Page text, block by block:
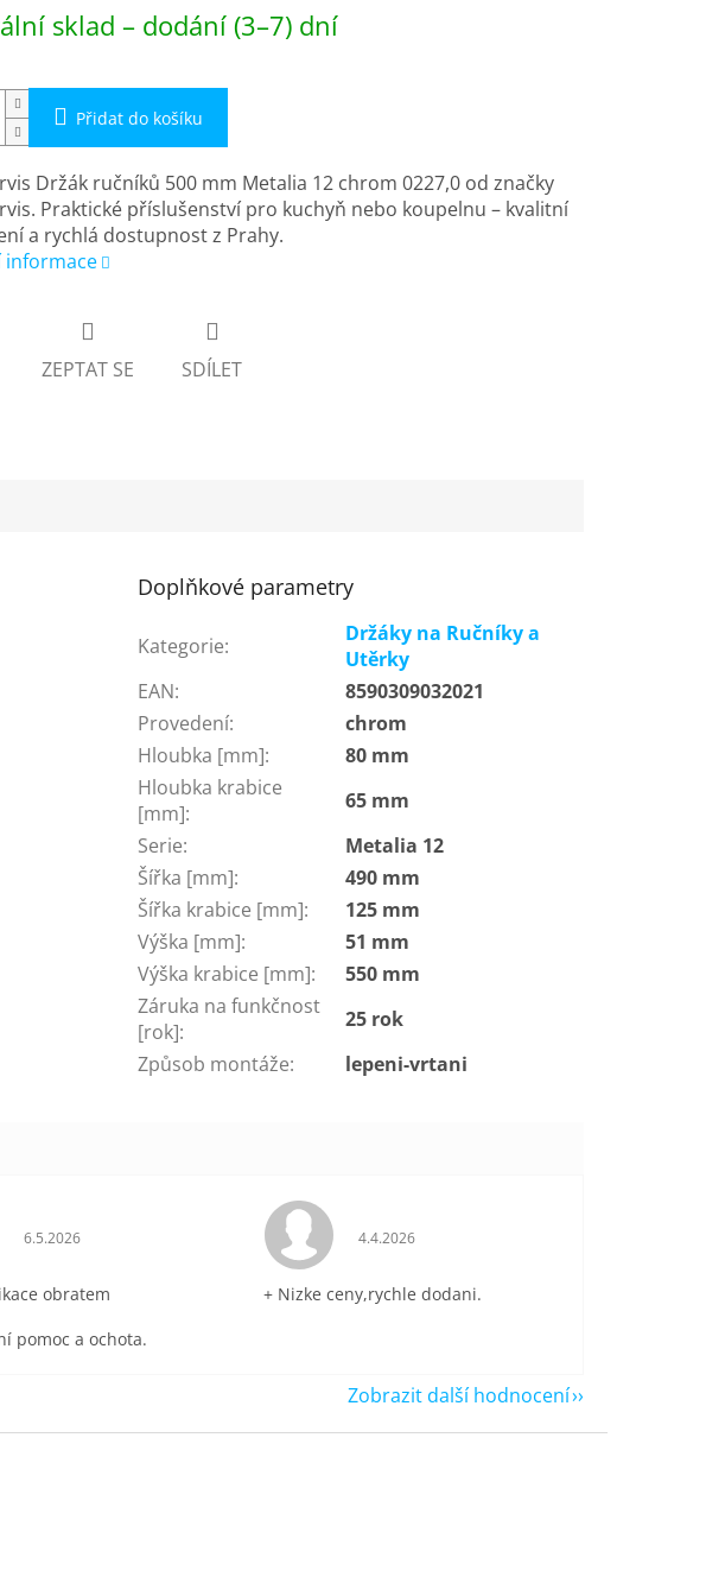
sklad – dodání (3–7) dní
Přidat do košíku
Držák ručníků 500 mm Metalia 12 chrom 0227,0 od značky
Praktické příslušenství pro kuchyň nebo koupelnu – kvalitní
a rychlá dostupnost z Prahy.
informace
ZEPTAT SE SDÍLET
Doplňkové parametry
Kategorie:
Držáky na Ručníky a
Utěrky
EAN:
8590309032021
Provedení:
chrom
Hloubka [mm]:
80 mm
Hloubka krabice
[mm]:
65 mm
Serie:
Metalia 12
Šířka [mm]:
490 mm
Šířka krabice [mm]:
125 mm
Výška [mm]:
51 mm
Výška krabice [mm]:
550 mm
Záruka na funkčnost
[rok]:
25 rok
Způsob montáže: lepeni-vrtani
Hodnocení obchodu je 5 z 5 hvězdiček.
6.5.2026
obratem
pomoc a ochota.
Hodnocení obchodu je 5 z 5 hvězdiček.
4.4.2026
+ Nizke ceny,rychle dodani.
Zobrazit další hodnocení